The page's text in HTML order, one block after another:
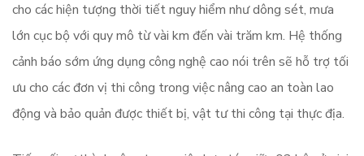
cho các hiện tượng thời tiết nguy hiểm như dông sét, mưa
lớn cục bộ với quy mô từ vài km đến vài trăm km. Hệ thống
cảnh báo sớm ứng dụng công nghệ cao nói trên sẽ hỗ trợ tối
ưu cho các đơn vị thi công trong việc nâng cao an toàn lao
động và bảo quản được thiết bị, vật tư thi công tại thực địa.